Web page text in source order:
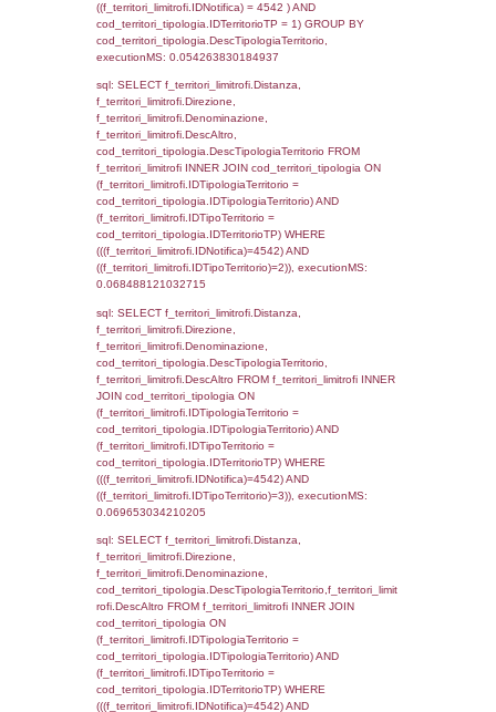
el_regioni_1.IstRegione where
executionMS: 0.0013399124145508
sql: SELECT a2p.Cognome, a2p.Nome
a2_ruolipersonale a2rp INNER JOIN
a2rp.IDPersonale = a2p.IDPersonale
(((a2p.IDNotifica)=4542) AND
executionMS: 0.0036430358886719
sql: SELECT a2p.Cognome, a2p.Nome
a2_ruolipersonale a2rp INNER JOIN
a2rp.IDPersonale = a2p.IDPersonale
(((a2p.IDNotifica)=4542) AND
executionMS: 0.0026068687438965
sql: SELECT cod_ipa_aoo.des_amm,
d1_controlli.UntAmmTerr,
d1_controlli.Regione, d1_controlli.Provincia,
d1_controlli.Comune, d1_controlli.Via,
d1_controlli.Email, d1_controlli.Pec FROM
INNER JOIN d1_controlli ON
d1_controlli.UntAmmTerr where
executionMS: 0.024231910705566
sql: SELECT * FROM d2_autorizzazioni
IDNotifica=4542, executionMS:
sql: SELECT Ispezione, IDArticoloComma,
StatoIspezione,